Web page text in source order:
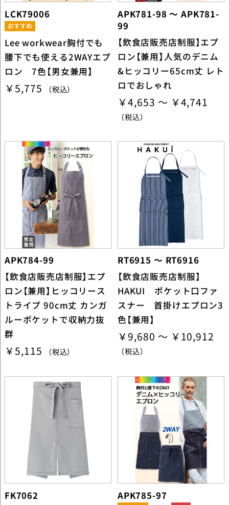
LCK79006
Lee workwear胸付でも
腰下でも使える2WAYエプ
ロン 7色【男女兼用】
￥5,775 （税込）
APK781-98 ～ APK781-
99
【飲食店販売店制服】エプ
ロン【兼用】人気のデニム
&ヒッコリー65cm丈 レト
ロでおしゃれ
￥4,653 ～ ￥4,741
（税込）
APK784-99
【飲食店販売店制服】エプ
ロン【兼用】ヒッコリース
トライプ 90cm丈 カンガ
ルーポケットで収納力抜
群
￥5,115 （税込）
RT6915 ～ RT6916
【飲食店販売店制服】
HAKUI ポケット口ファ
スナー 首掛けエプロン3
色【兼用】
￥9,680 ～ ￥10,912
（税込）
FK7062
APK785-97